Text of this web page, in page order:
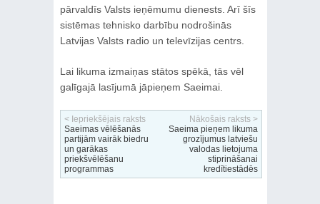
pārvaldīs Valsts ieņēmumu dienests. Arī šīs
sistēmas tehnisko darbību nodrošinās
Latvijas Valsts radio un televīzijas centrs.
Lai likuma izmaiņas stātos spēkā, tās vēl
galīgajā lasījumā jāpieņem Saeimai.
< Iepriekšējais raksts
Saeimas vēlēšanās
partijām vairāk biedru
un garākas
priekšvēlēšanu
programmas
Nākošais raksts >
Saeima pieņem likuma
grozījumus latviešu
valodas lietojuma
stiprināšanai
kredītiestādēs